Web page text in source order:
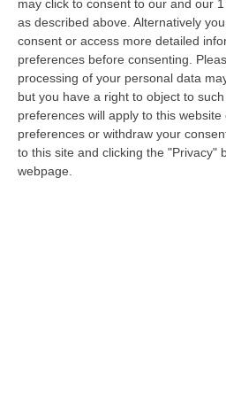
may click to consent to our and our
as described above. Alternatively
consent or access more detailed
preferences before consenting.
processing of your personal data
but you have a right to object to
preferences will apply to this
preferences or withdraw your
to this site and clicking the "Privacy"
webpage.
“Culpa in Algorithmo”: a
convegno sulle
dell’IA
Esperti a confronto alla
tema che interroga il
istituzioni e della società
Pubblicato il: 18/02/26 – 10:00